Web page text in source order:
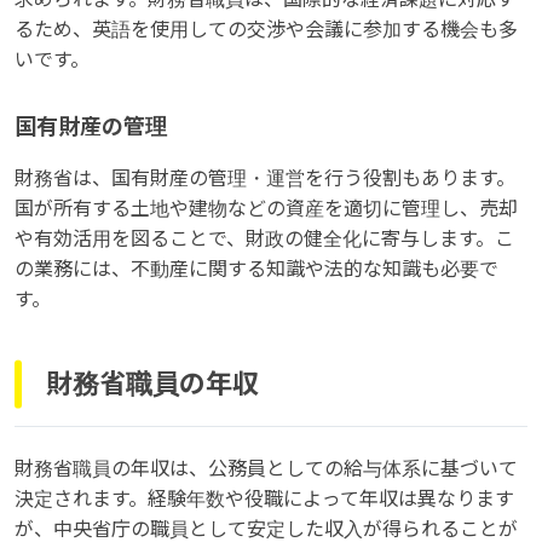
るため、英語を使用しての交渉や会議に参加する機会も多
いです。
国有財産の管理
財務省は、国有財産の管理・運営を行う役割もあります。
国が所有する土地や建物などの資産を適切に管理し、売却
や有効活用を図ることで、財政の健全化に寄与します。こ
の業務には、不動産に関する知識や法的な知識も必要で
す。
財務省職員の年収
財務省職員の年収は、公務員としての給与体系に基づいて
決定されます。経験年数や役職によって年収は異なります
が、中央省庁の職員として安定した収入が得られることが